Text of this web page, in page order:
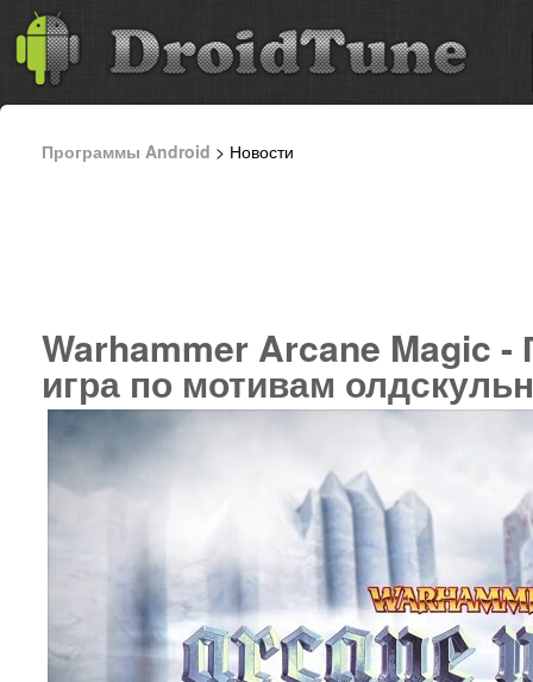
Программы Android > Новости
Warhammer Arcane Magic -
игра по мотивам